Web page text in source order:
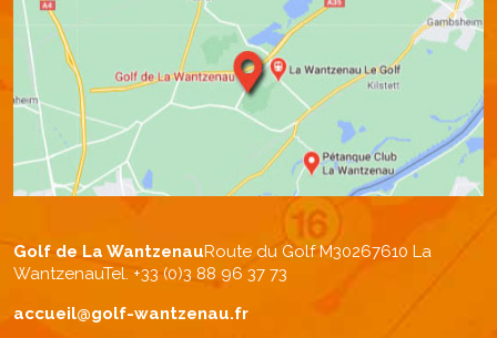
Golf de La WantzenauRoute du Golf M30267610 La
WantzenauTel. +33 (0)3 88 96 37 73
accueil@golf-wantzenau.fr